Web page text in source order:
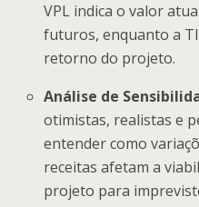
VPL indica o valor
futuros, enquanto a
retorno do projeto.
Análise de
otimistas, realistas e
entender como
receitas afetam a
projeto para